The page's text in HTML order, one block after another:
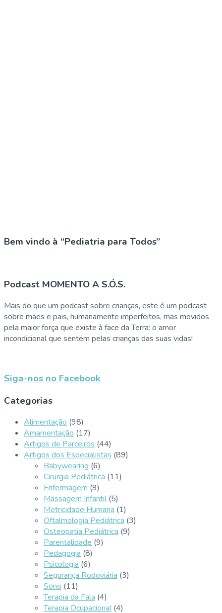
Bem vindo à “Pediatria para Todos”
Podcast MOMENTO A S.Ó.S.
Mais do que um podcast sobre crianças, este é um podcast
sobre mães e pais, humanamente imperfeitos, mas movidos
pela maior força que existe à face da Terra: o amor
incondicional que sentem pelas crianças das suas vidas!
Siga-nos no Facebook
Categorias
Alimentação (98)
Amamentação (17)
Artigos de Parceiros (44)
Artigos dos Especialistas (89)
Babywearing (6)
Cirurgia Pediátrica (11)
Enfermagem (9)
Massagem Infantil (5)
Motricidade Humana (1)
Oftalmologia Pediátrica (3)
Osteopatia Pediátrica (9)
Parentalidade (9)
Pedagogia (8)
Psicologia (6)
Segurança Rodoviária (3)
Sono (11)
Terapia da Fala (4)
Terapia Ocupacional (4)